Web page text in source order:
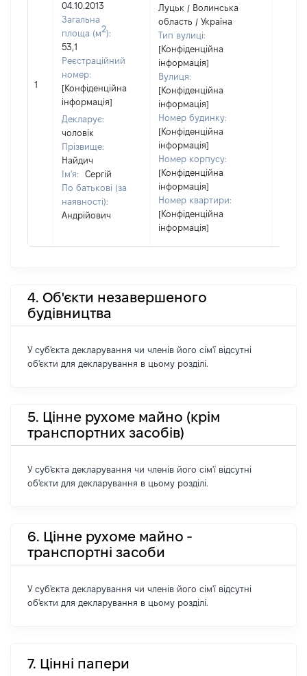
1
04.10.2013
Загальна
площа (м2):
53,1
Реєстраційний
номер:
[Конфіденційна
інформація]
Декларує:
чоловік
Прізвище:
Найдич
Ім'я:
Сергій
По батькові (за
наявності):
Андрійович
Луцьк / Волинська
область / Україна
Тип вулиці:
[Конфіденційна
інформація]
Вулиця:
[Конфіденційна
інформація]
Номер будинку:
[Конфіденційна
інформація]
Номер корпусу:
[Конфіденційна
інформація]
Номер квартири:
[Конфіденційна
інформація]
4. Об'єкти незавершеного
будівництва
У суб'єкта декларування чи членів його сім'ї відсутні
об'єкти для декларування в цьому розділі.
5. Цінне рухоме майно (крім
транспортних засобів)
У суб'єкта декларування чи членів його сім'ї відсутні
об'єкти для декларування в цьому розділі.
6. Цінне рухоме майно -
транспортні засоби
У суб'єкта декларування чи членів його сім'ї відсутні
об'єкти для декларування в цьому розділі.
7. Цінні папери